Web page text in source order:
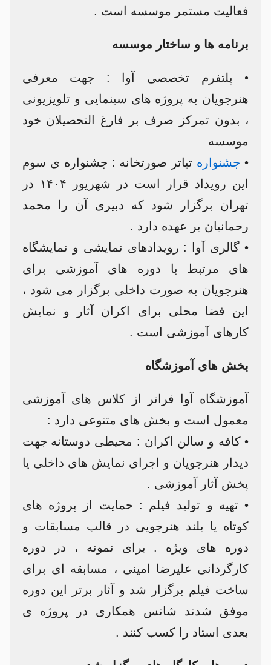
فعالیت مستمر موسسه است .
برنامه ها و ساختار موسسه
• پلتفرم تخصصی آوا : جهت معرفی
هنرجویان به پروژه های سینمایی و تلویزیونی
، بدون تمرکز صرف بر فارغ التحصیلان خود
موسسه
• جشنواره تیاتر صورتخانه : جشنواره ی سوم
این رویداد قرار است در شهریور ۱۴۰۴ در
تهران برگزار شود که دبیری آن را محمد
رحمانیان بر عهده دارد .
• گالری آوا : رویدادهای نمایشی و نمایشگاه
های مرتبط با دوره های آموزشی برای
هنرجویان به صورت داخلی برگزار می شود ،
این فضا محلی برای اکران آثار و نمایش
کارهای آموزشی است .
بخش های آموزشگاه
آموزشگاه آوا فراتر از کلاس های آموزشی
معمول است و بخش های متنوعی دارد :
• کافه و سالن اکران : محیطی دوستانه جهت
دیدار هنرجویان و اجرای نمایش های داخلی یا
پخش آثار آموزشی .
• تهیه و تولید فیلم : حمایت از پروژه های
کوتاه یا بلند هنرجویی در قالب مسابقات و
دوره های ویژه . برای نمونه ، در دوره
کارگردانی علیرضا امینی ، مسابقه ای برای
ساخت فیلم برگزار شد و آثار برتر این دوره
موفق شدند شانس همکاری در پروژه ی
بعدی استاد را کسب کنند .